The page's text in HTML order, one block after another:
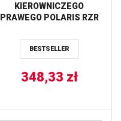
KIEROWNICZEGO
PRAWEGO POLARIS RZR
1000 (14) ALL BALLS
BESTSELLER
348,33 zł